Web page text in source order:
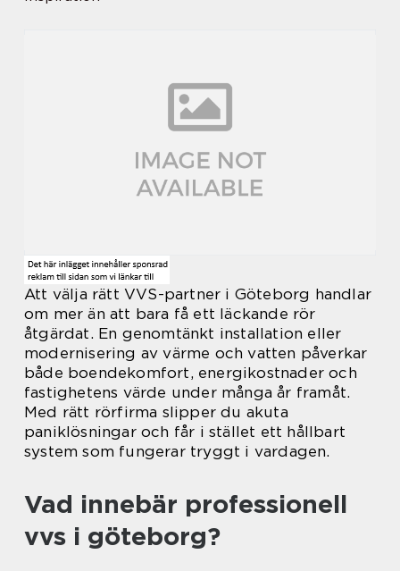
Att välja rätt VVS-partner i Göteborg handlar
om mer än att bara få ett läckande rör
åtgärdat. En genomtänkt installation eller
modernisering av värme och vatten påverkar
både boendekomfort, energikostnader och
fastighetens värde under många år framåt.
Med rätt rörfirma slipper du akuta
paniklösningar och får i stället ett hållbart
system som fungerar tryggt i vardagen.
Vad innebär professionell
vvs i göteborg?